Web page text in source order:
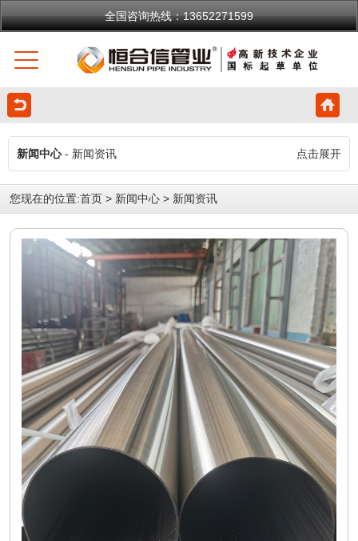
全国咨询热线：13652271599
新闻中心- 新闻资讯 点击展开
您现在的位置:首页 > 新闻中心 > 新闻资讯